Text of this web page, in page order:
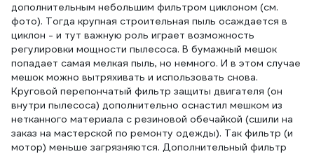
дополнительным небольшим фильтром циклоном (см.
фото). Тогда крупная строительная пыль осаждается в
циклон - и тут важную роль играет возможность
регулировки мощности пылесоса. В бумажный мешок
попадает самая мелкая пыль, но немного. И в этом случае
мешок можно вытряхивать и использовать снова.
Круговой перепончатый фильтр защиты двигателя (он
внутри пылесоса) дополнительно оснастил мешком из
нетканного материала с резиновой обечайкой (сшили на
заказ на мастерской по ремонту одежды). Так фильтр (и
мотор) меньше загрязняются. Дополнительный фильтр